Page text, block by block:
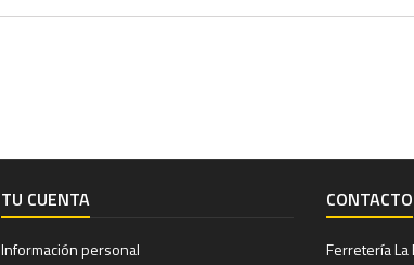
TU CUENTA
Información personal
CONTACTO
Ferretería La